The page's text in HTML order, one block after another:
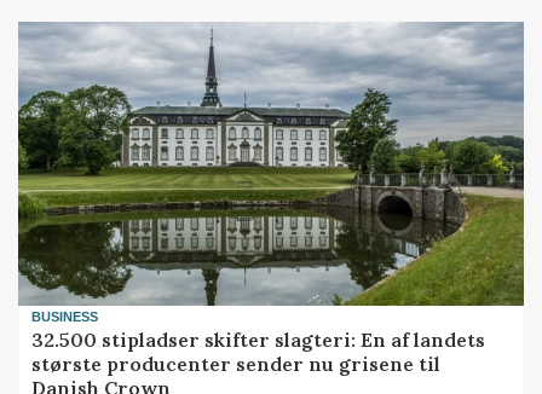
BUSINESS
32.500 stipladser skifter slagteri: En af landets
største producenter sender nu grisene til
Danish Crown